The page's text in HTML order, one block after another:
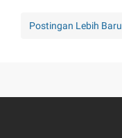
Postingan Lebih Baru